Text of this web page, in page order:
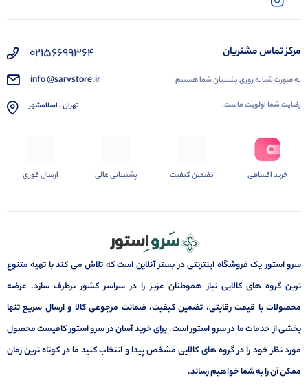
مرکز تماس مشتریان
به صورت شبانه روزی پشتیبان شما هستیم
رضایت شما اولویت ماست.
02156699364
info @sarvstore.ir
تهران ، اسلامشهر
خرید اقساطی تضمین کیفیت پشتیبانی عالی ارسال فوری
سرو استور یک فروشگاه اینترنتی در بستر آنلاین است که تلاش می کند با تهیه متنوع
ترین گروه های کالایی نیاز هموطنان عزیز را در سراسر کشور برطرف سازد. عرضه
محصولات با قیمت رقابتی، تضمین کیفیت، ضمانت مرجوعی کالا و ارسال سریع تنها
بخشی از خدمات ما در سرو استور است. برای خرید آسان در سرو استور کافیست محصول
مورد نظر خود را در گروه های کالایی مشخص پیدا و انتخاب کنید ما در کوتاه ترین زمان
ممکن آن را به شما خواهیم رساند.